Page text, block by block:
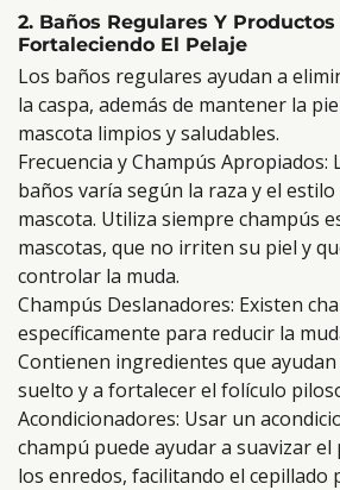
2. Baños Regulares Y
Fortaleciendo El Pelaje
Los baños regulares ayudan a
la caspa, además de mantener la
mascota limpios y saludables.
Frecuencia y Champús Apropiados:
baños varía según la raza y el estilo
mascota. Utiliza siempre champús
mascotas, que no irriten su piel y
controlar la muda.
Champús Deslanadores: Existen
específicamente para reducir la
Contienen ingredientes que
suelto y a fortalecer el folículo
Acondicionadores: Usar un
champú puede ayudar a suavizar el
los enredos, facilitando el cepillado